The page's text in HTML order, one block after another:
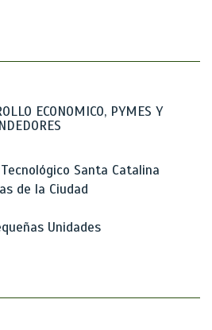
ECONOMICO, PYMES Y
Santa Catalina
de la Ciudad
Unidades